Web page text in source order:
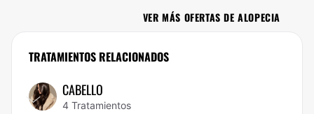
¡Ponle buena cara a la vida por menos de lo que esperas! En
estar como siempre has soñado. ¡Aprovecha el 20% de descuento ya!
VER MÁS OFERTAS DE ALOPECIA
TRATAMIENTOS RELACIONADOS
CABELLO
4 Tratamientos